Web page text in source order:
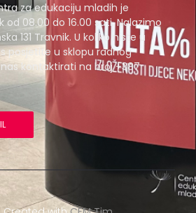
za edukaciju mladih je
od 08.00 do 16.00 sati. Nalazimo
131 Travnik. U koliko niste u
posjetite u sklopu radnog
kontaktirati na broj +387